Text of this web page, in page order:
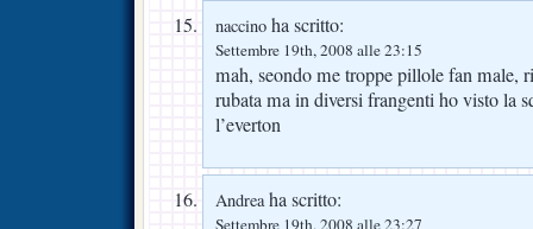
naccino ha scritto:
Settembre 19th, 2008 alle 23:15
mah, seondo me troppe pillole fan male,
rubata ma in diversi frangenti ho visto la
l’everton
Andreaha scritto:
Settembre 19th, 2008 alle 23:27